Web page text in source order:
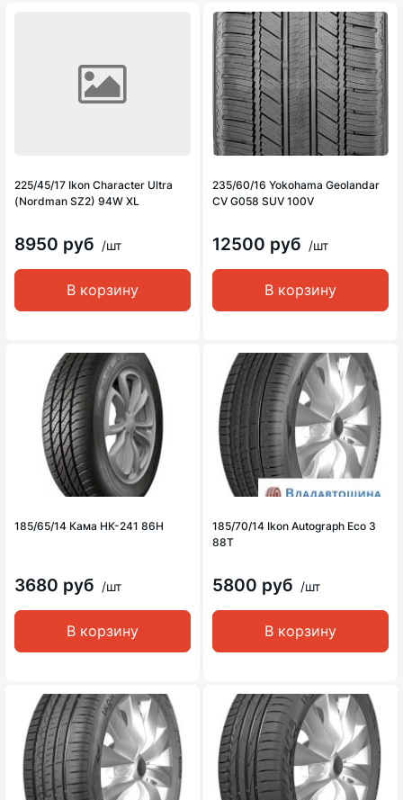
225/45/17 Ikon Character Ultra
(Nordman SZ2) 94W XL
8950 руб /шт
В корзину
235/60/16 Yokohama Geolandar
CV G058 SUV 100V
12500 руб /шт
В корзину
185/65/14 Кама НК-241 86H
3680 руб /шт
В корзину
185/70/14 Ikon Autograph Eco 3
88T
5800 руб /шт
В корзину